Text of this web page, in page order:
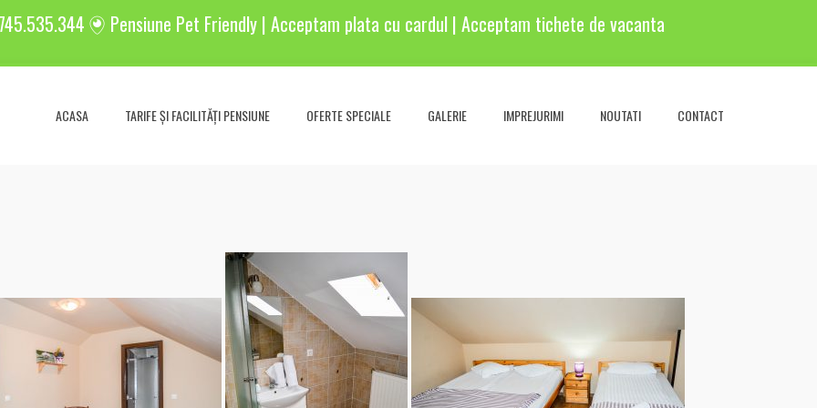
Pensiune Pet Friendly | Acceptam plata cu cardul | Acceptam tichete de vacanta
ACASA TARIFE ȘI FACILITĂȚI PENSIUNE OFERTE SPECIALE GALERIE IMPREJURIMI NOUTATI CONTACT